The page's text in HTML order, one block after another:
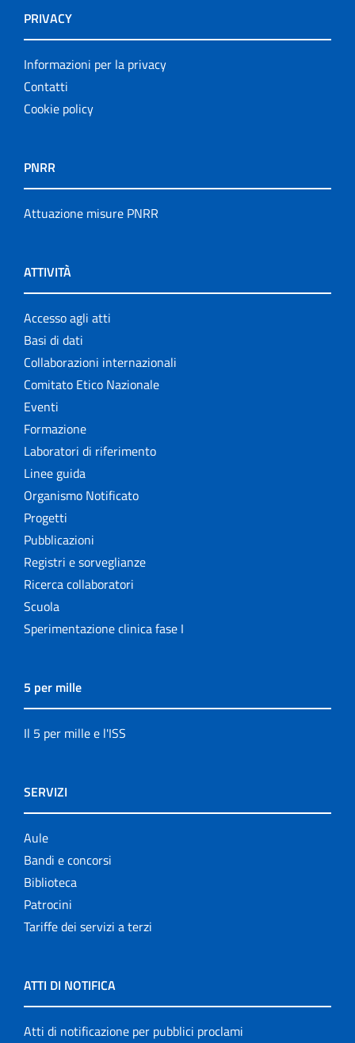
PRIVACY
Informazioni per la privacy
Contatti
Cookie policy
PNRR
Attuazione misure PNRR
ATTIVITÀ
Accesso agli atti
Basi di dati
Collaborazioni internazionali
Comitato Etico Nazionale
Eventi
Formazione
Laboratori di riferimento
Linee guida
Organismo Notificato
Progetti
Pubblicazioni
Registri e sorveglianze
Ricerca collaboratori
Scuola
Sperimentazione clinica fase I
5 per mille
Il 5 per mille e l'ISS
SERVIZI
Aule
Bandi e concorsi
Biblioteca
Patrocini
Tariffe dei servizi a terzi
ATTI DI NOTIFICA
Atti di notificazione per pubblici proclami